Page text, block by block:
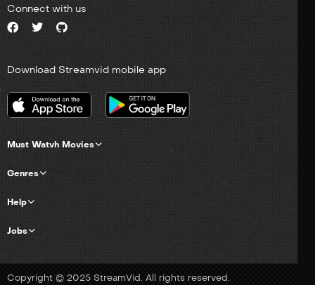
Connect with us
Download Streamvid mobile app
Must Watvh Movies
Genres
Help
Jobs
Copyright © 2025 StreamVid. All rights reserved.